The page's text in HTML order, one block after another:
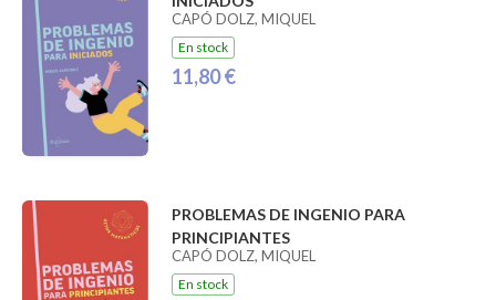
CAPÓ DOLZ, MIQUEL
En stock
11,80 €
PROBLEMAS DE INGENIO PARA
PRINCIPIANTES
CAPÓ DOLZ, MIQUEL
En stock